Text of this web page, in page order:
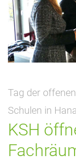
Tag der
Schulen in
KSH